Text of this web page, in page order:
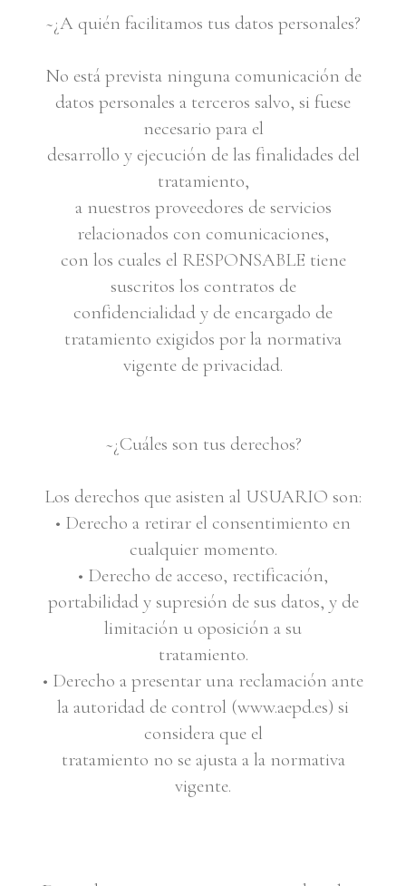
~¿A quién facilitamos tus datos personales?
No está prevista ninguna comunicación de
datos personales a terceros salvo, si fuese
necesario para el
desarrollo y ejecución de las finalidades del
tratamiento,
a nuestros proveedores de servicios
relacionados con comunicaciones,
con los cuales el RESPONSABLE tiene
suscritos los contratos de
confidencialidad y de encargado de
tratamiento exigidos por la normativa
vigente de privacidad.
~¿Cuáles son tus derechos?
Los derechos que asisten al USUARIO son:
• Derecho a retirar el consentimiento en
cualquier momento.
• Derecho de acceso, rectificación,
portabilidad y supresión de sus datos, y de
limitación u oposición a su
tratamiento.
• Derecho a presentar una reclamación ante
la autoridad de control (www.aepd.es) si
considera que el
tratamiento no se ajusta a la normativa
vigente.